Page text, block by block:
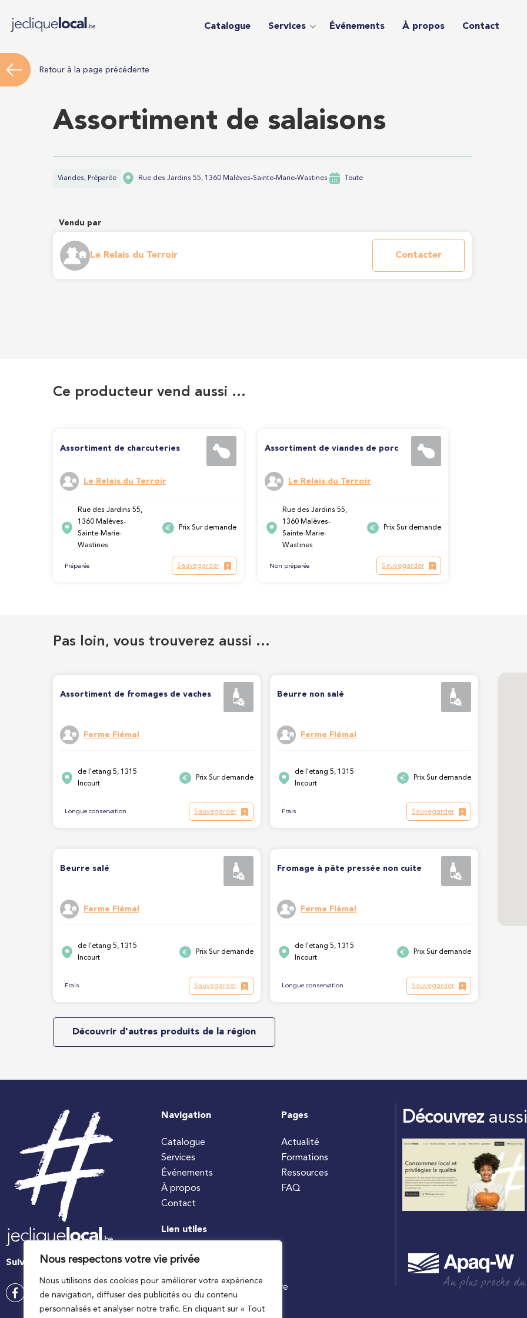
Nous respectons votre vie privée
Nous utilisons des cookies pour améliorer votre expérience
de navigation, diffuser des publicités ou du contenu
personnalisés et analyser notre trafic. En cliquant sur « Tout
Catalogue Services Événements À propos Contact
Retour à la page précédente
Assortiment de salaisons
Viandes, Préparée Rue des Jardins 55, 1360 Malèves-Sainte-Marie-Wastines Toute
Vendu par
Le Relais du Terroir Contacter
Ce producteur vend aussi …
Assortiment de charcuteries
Le Relais du Terroir
Rue des Jardins 55,
1360 Malèves-
Sainte-Marie-
Wastines
Prix Sur demande
Préparée Sauvegarder
Assortiment de viandes de porc
Le Relais du Terroir
Rue des Jardins 55,
1360 Malèves-
Sainte-Marie-
Wastines
Prix Sur demande
Non préparée Sauvegarder
Pas loin, vous trouverez aussi …
Assortiment de fromages de vaches
Ferme Flémal
de l'etang 5, 1315
Incourt
Prix Sur demande
Longue conservation Sauvegarder
Beurre non salé
Ferme Flémal
de l'etang 5, 1315
Incourt
Prix Sur demande
Frais Sauvegarder
Beurre salé
Ferme Flémal
de l'etang 5, 1315
Incourt
Prix Sur demande
Frais Sauvegarder
Fromage à pâte pressée non cuite
Ferme Flémal
de l'etang 5, 1315
Incourt
Prix Sur demande
Longue conservation Sauvegarder
Découvrir d'autres produits de la région
Suivez-nous
Navigation
Catalogue
Services
Événements
À propos
Contact
Pages
Actualité
Formations
Ressources
FAQ
Lien utiles
#jecuisinelocal
Ministre wallon de l’agriculture
Découvrez
Au plus proche